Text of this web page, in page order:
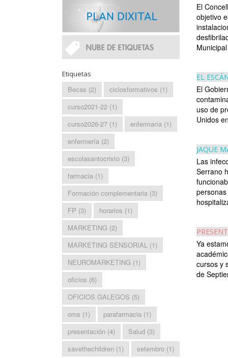
El
objetivo
EL
El
uso de
Unidos
JAQUE
Las
Serrano
Ya
cursos y
de
Etiquetas
Becas (2) ciclosformativos (1)
curso2021-22 (1)
curso2026-27 (1) enfermaría (1)
enfermería (2)
escolasantocristo (3)
farmacia (1)
Formación complementaria (3)
FP (3) horarios (1)
MARKETING (2)
MARKETING SENSORIAL (1)
NEUROMARKETING (1)
oficios (6)
OFICIOS GALEGOS (5)
oms (1) parafarmacia (1)
presentación (4) Salud (3)
savethechildren (1) setembro (1)